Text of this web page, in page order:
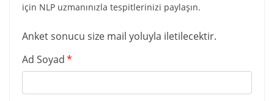
için NLP uzmanınızla tespitlerinizi paylaşın.
Anket sonucu size mail yoluyla iletilecektir.
Ad Soyad*